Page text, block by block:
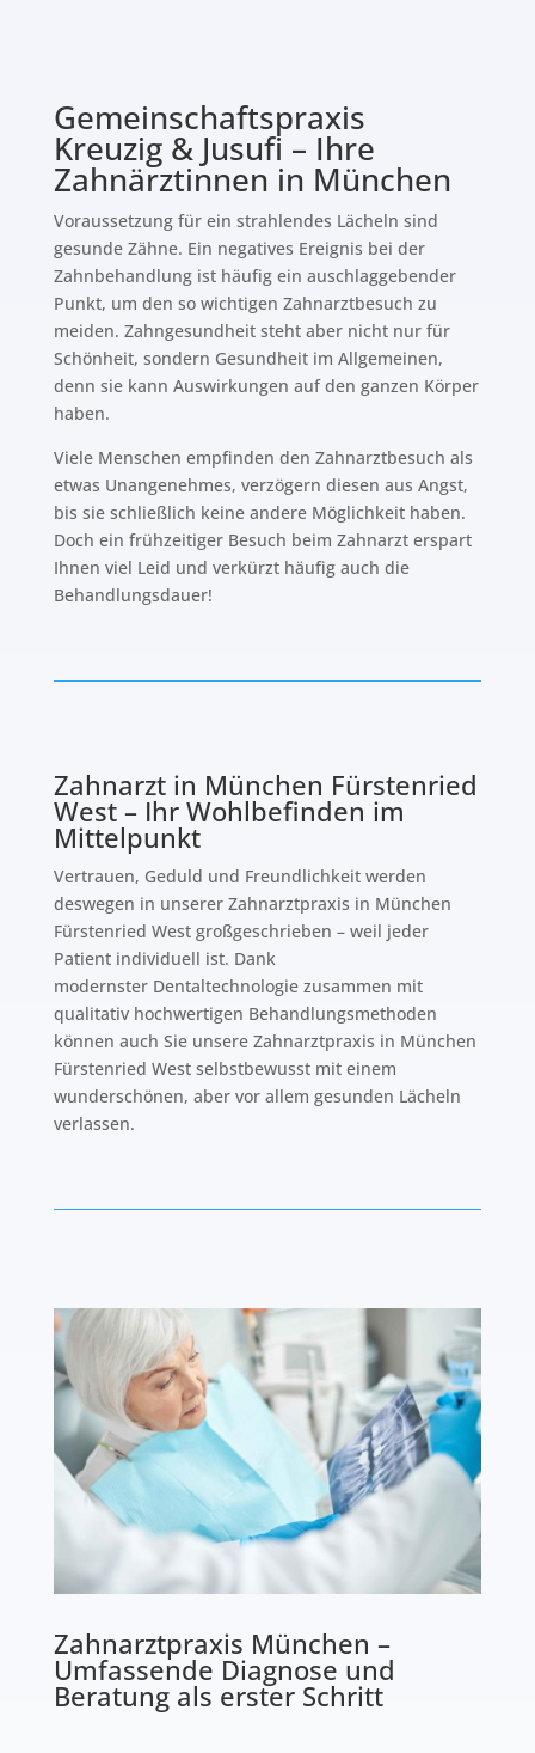
Gemeinschaftspraxis
Kreuzig & Jusufi – Ihre
Zahnärztinnen in München
Voraussetzung für ein strahlendes Lächeln sind
gesunde Zähne. Ein negatives Ereignis bei der
Zahnbehandlung ist häufig ein auschlaggebender
Punkt, um den so wichtigen Zahnarztbesuch zu
meiden. Zahngesundheit steht aber nicht nur für
Schönheit, sondern Gesundheit im Allgemeinen,
denn sie kann Auswirkungen auf den ganzen Körper
haben.
Viele Menschen empfinden den Zahnarztbesuch als
etwas Unangenehmes, verzögern diesen aus Angst,
bis sie schließlich keine andere Möglichkeit haben.
Doch ein frühzeitiger Besuch beim Zahnarzt erspart
Ihnen viel Leid und verkürzt häufig auch die
Behandlungsdauer!
Zahnarzt in München Fürstenried
West – Ihr Wohlbefinden im
Mittelpunkt
Vertrauen, Geduld und Freundlichkeit werden
deswegen in unserer Zahnarztpraxis in München
Fürstenried West großgeschrieben – weil jeder
Patient individuell ist. Dank
modernster Dentaltechnologie zusammen mit
qualitativ hochwertigen Behandlungsmethoden
können auch Sie unsere Zahnarztpraxis in München
Fürstenried West selbstbewusst mit einem
wunderschönen, aber vor allem gesunden Lächeln
verlassen.
Zahnarztpraxis München –
Umfassende Diagnose und
Beratung als erster Schritt